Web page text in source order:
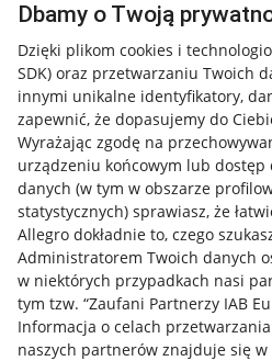
Dbamy o Twoją
Dzięki plikom cookies i
SDK) oraz przetwarzaniu Twoich
innymi unikalne identyfikatory,
zapewnić, że dopasujemy do
Wyrażając zgodę na
urządzeniu końcowym lub
danych (w tym w obszarze
statystycznych) sprawiasz, że
Allegro dokładnie to, czego
Administratorem Twoich danych
w niektórych przypadkach nasi
tym tzw. “Zaufani Partnerzy IAB
Informacja o celach
naszych partnerów znajduje się
Przydatne informacje